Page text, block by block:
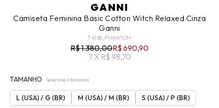
GANNI
Camiseta Feminina Basic Cotton Witch Relaxed Cinza
Ganni
T4138_PHANTOM
R$ 1.380,00R$ 690,90
7 X R$ 98,70
TAMANHO Selecione o tamanho
L (USA) / G (BR) M (USA) / M (BR)
S (USA) / P (BR)